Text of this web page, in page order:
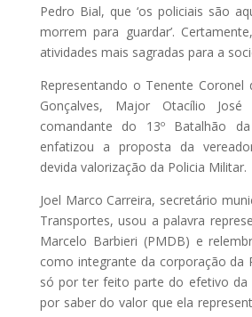
Pedro Bial, que ‘os policiais são
morrem para guardar’.
atividades mais sagradas para a
Representando o Tenente Coronel
Gonçalves, Major Otacílio
comandante do 13º Batalhão
enfatizou a proposta da
devida valorização da Policia Militar.
Joel Marco Carreira, secretário
Transportes, usou a palavra
Marcelo Barbieri (PMDB) e
como integrante da corporação da
só por ter feito parte do efetivo da
por saber do valor que ela